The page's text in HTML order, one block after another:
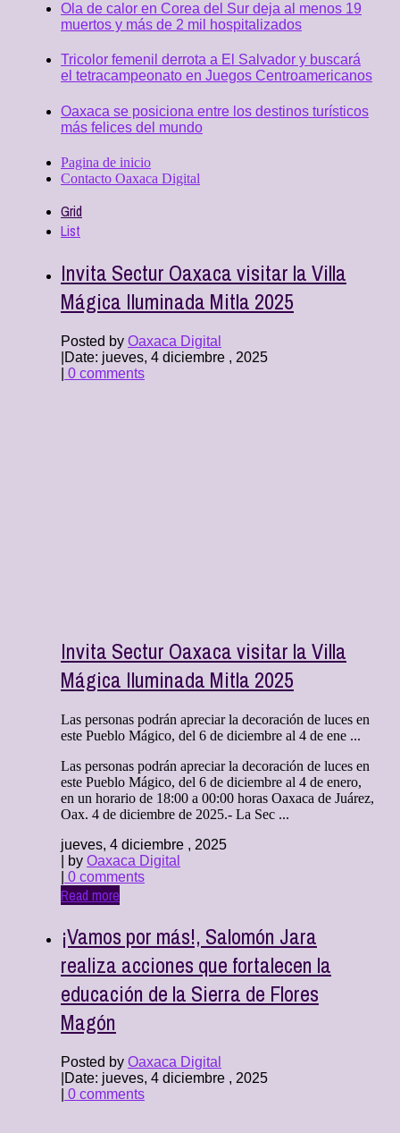
Ola de calor en Corea del Sur deja al menos 19
muertos y más de 2 mil hospitalizados
Tricolor femenil derrota a El Salvador y buscará
el tetracampeonato en Juegos Centroamericanos
Oaxaca se posiciona entre los destinos turísticos
más felices del mundo
Pagina de inicio
Contacto Oaxaca Digital
Grid
List
Invita Sectur Oaxaca visitar la Villa
Mágica Iluminada Mitla 2025
Posted by Oaxaca Digital
Date: jueves, 4 diciembre , 2025
0 comments
Invita Sectur Oaxaca visitar la Villa
Mágica Iluminada Mitla 2025
Las personas podrán apreciar la decoración de luces en
este Pueblo Mágico, del 6 de diciembre al 4 de ene ...
Las personas podrán apreciar la decoración de luces en
este Pueblo Mágico, del 6 de diciembre al 4 de enero,
en un horario de 18:00 a 00:00 horas Oaxaca de Juárez,
Oax. 4 de diciembre de 2025.- La Sec ...
jueves, 4 diciembre , 2025
| by Oaxaca Digital
0 comments
Read more
¡Vamos por más!, Salomón Jara
realiza acciones que fortalecen la
educación de la Sierra de Flores
Magón
Posted by Oaxaca Digital
Date: jueves, 4 diciembre , 2025
0 comments